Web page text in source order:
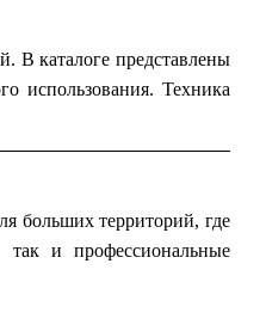
В каталоге представлены
использования. Техника
больших территорий, где
так и профессиональные